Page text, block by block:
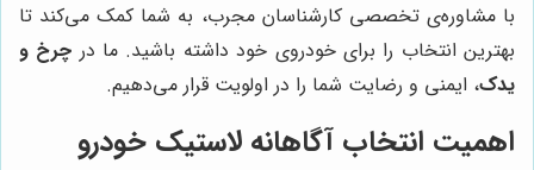
با مشاوره‌ی تخصصی کارشناسان مجرب، به شما کمک می‌کند تا
بهترین انتخاب را برای خودروی خود داشته باشید. ما در چرخ و
یدک، ایمنی و رضایت شما را در اولویت قرار می‌دهیم.
اهمیت انتخاب آگاهانه لاستیک خودرو